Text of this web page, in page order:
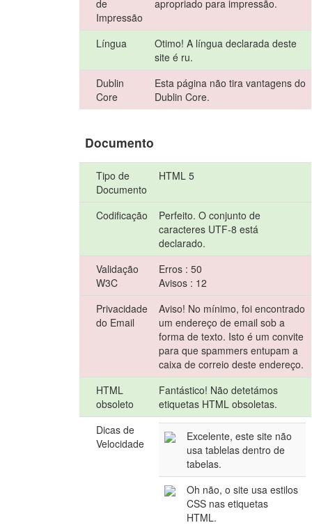
de
Impressão
apropriado para impressão.
Língua
Otimo! A língua declarada deste
site é ru.
Dublin
Core
Esta página não tira vantagens do
Dublin Core.
Documento
Tipo de
Documento
HTML 5
Codificação
Perfeito. O conjunto de
caracteres UTF-8 está
declarado.
Validação
W3C
Erros : 50
Avisos : 12
Privacidade
do Email
Aviso! No mínimo, foi encontrado
um endereço de email sob a
forma de texto. Isto é um convite
para que spammers entupam a
caixa de correio deste endereço.
HTML
obsoleto
Fantástico! Não detetámos
etiquetas HTML obsoletas.
Dicas de
Velocidade
Excelente, este site não
usa tablelas dentro de
tabelas.
Oh não, o site usa estilos
CSS nas etiquetas
HTML.